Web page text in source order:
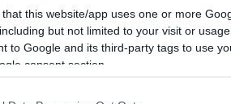
that this website/app uses one or more
but not limited to your visit or
to Google and its third-party tags to use
consent section.